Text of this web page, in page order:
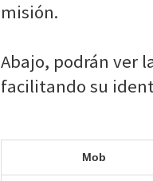
misión.
Abajo, podrán ver
facilitando su
Mob